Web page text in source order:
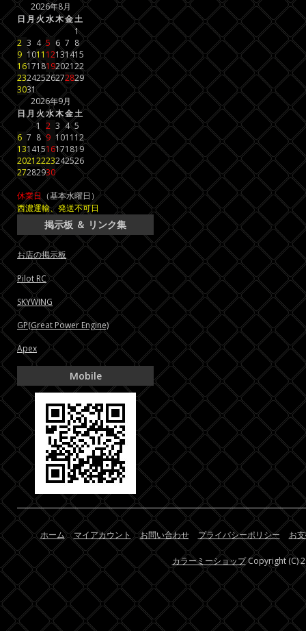
2026年8月
日月火水木金土
1
2 3 4 5 6 7 8
9 1011 12131415
16171819202122
23242526272829
3031
2026年9月
日月 火水木金土
1 2 3 4 5
6 7 8 9 1011 12
13141516171819
20212223242526
27282930
休業日 （基本水曜日）
西濃運輸、発送不可日
掲示板 ＆ リンク集
お店の掲示板
Pilot RC
SKYWING
GP(Great Power Engine)
Apex
Mobile
ホーム マイアカウント お問い合わせ プライバシーポリシー お
カラーミーショップCopyright (C)